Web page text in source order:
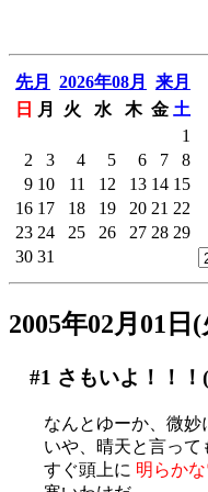
先月 2026年08月
来月
日
月 火 水 木 金 土
1
2
3 4 5 6 7
8
9 10 11 12 13 14 15
16 17 18 19 20 21 22
23 24 25 26 27 28 29
30 31
2005年02月01日(
#1 さもいよ！！！
なんとゆーか、微妙
いや、晴天と言っ
すぐ頭上に 明らか